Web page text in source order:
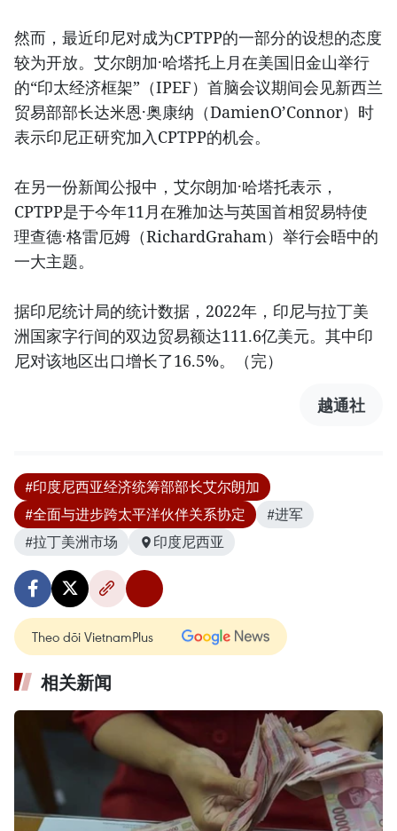
然而，最近印尼对成为CPTPP的一部分的设想的态度
较为开放。艾尔朗加·哈塔托上月在美国旧金山举行
的“印太经济框架”（IPEF）首脑会议期间会见新西兰
贸易部部长达米恩·奥康纳（DamienO’Connor）时
表示印尼正研究加入CPTPP的机会。
在另一份新闻公报中，艾尔朗加·哈塔托表示，
CPTPP是于今年11月在雅加达与英国首相贸易特使
理查德·格雷厄姆（RichardGraham）举行会晤中的
一大主题。
据印尼统计局的统计数据，2022年，印尼与拉丁美
洲国家字行间的双边贸易额达111.6亿美元。其中印
尼对该地区出口增长了16.5%。（完）
越通社
#印度尼西亚经济统筹部部长艾尔朗加
#全面与进步跨太平洋伙伴关系协定
#进军
#拉丁美洲市场
印度尼西亚
Theo dõi VietnamPlus
相关新闻